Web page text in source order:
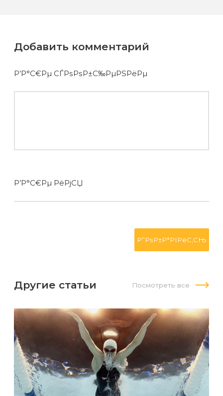
Добавить комментарий
Р’Р°С€Рµ СЃРѕРѕР±С‰РµРЅРёРµ
Р’Р°С€Рµ РёРјСЏ
Другие статьи Посмотреть все